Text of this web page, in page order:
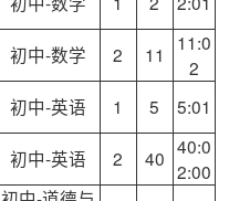
初中-数学 2 11
11:0
2
初中-英语 1 5
5:01
初中-英语 2 40 40:0
2:00